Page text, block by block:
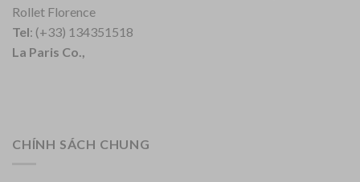
Rollet Florence
Tel: (+33) 134351518
La Paris Co.,
CHÍNH SÁCH CHUNG